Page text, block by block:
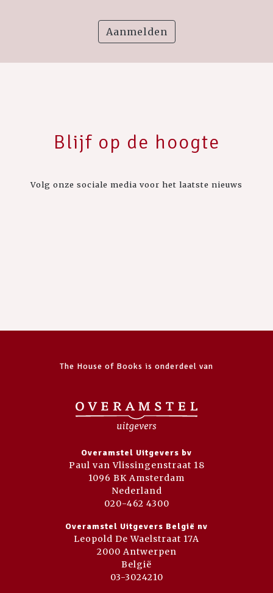
Aanmelden
Blijf op de hoogte
Volg onze sociale media voor het laatste nieuws
The House of Books is onderdeel van
Overamstel Uitgevers bv
Paul van Vlissingenstraat 18
1096 BK Amsterdam
Nederland
020-462 4300
Overamstel Uitgevers België nv
Leopold De Waelstraat 17A
2000 Antwerpen
België
03-3024210